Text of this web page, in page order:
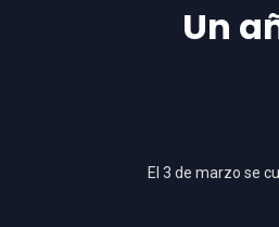
Un
El 3 de marzo se